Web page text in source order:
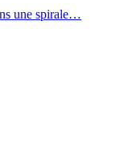
une spirale…